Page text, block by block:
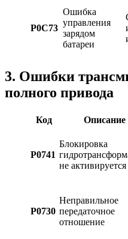
P0C73
Ошибка
управления
зарядом
батареи
3. Ошибки
полного привода
Код Описание
P0741
Блокировка
не активируется
P0730
Неправильное
передаточное
отношение